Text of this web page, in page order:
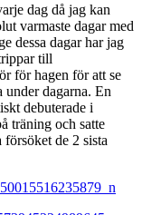
dag då jag kan
varmaste dagar med
dessa dagar har jag
till
för hagen för att se
dagarna. En
debuterade i
träning och satte
de 2 sista